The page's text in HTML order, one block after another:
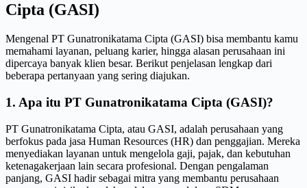
Cipta (GASI)
Mengenal PT Gunatronikatama Cipta (GASI) bisa membantu kamu
memahami layanan, peluang karier, hingga alasan perusahaan ini
dipercaya banyak klien besar. Berikut penjelasan lengkap dari
beberapa pertanyaan yang sering diajukan.
1. Apa itu PT Gunatronikatama Cipta (GASI)?
PT Gunatronikatama Cipta, atau GASI, adalah perusahaan yang
berfokus pada jasa Human Resources (HR) dan penggajian. Mereka
menyediakan layanan untuk mengelola gaji, pajak, dan kebutuhan
ketenagakerjaan lain secara profesional. Dengan pengalaman
panjang, GASI hadir sebagai mitra yang membantu perusahaan